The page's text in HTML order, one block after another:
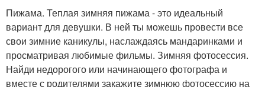
Пижама. Теплая зимняя пижама - это идеальный
вариант для девушки. В ней ты можешь провести все
свои зимние каникулы, наслаждаясь мандаринками и
просматривая любимые фильмы. Зимняя фотосессия.
Найди недорогого или начинающего фотографа и
вместе с родителями закажите зимнюю фотосессию на